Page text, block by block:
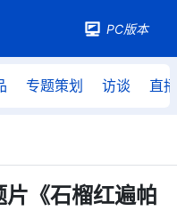
PC版本
专题策划 访谈 直播
片《石榴红遍帕